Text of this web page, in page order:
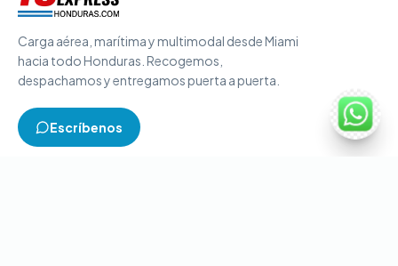
Carga aérea, marítima y multimodal desde Miami
hacia todo Honduras. Recogemos,
despachamos y entregamos puerta a puerta.
Escríbenos